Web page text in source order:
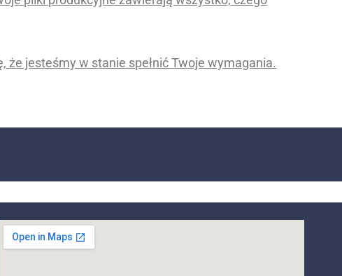
jesteśmy w stanie spełnić Twoje wymagania.